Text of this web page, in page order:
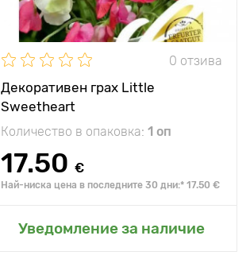
0 отзива
Декоративен грах Little
Sweetheart
Количество в опаковка: 1 оп
17.50 €
Най-ниска цена в последните 30 дни:* 17.50 €
Уведомление за наличие
растенията
Добавяне в моята градина